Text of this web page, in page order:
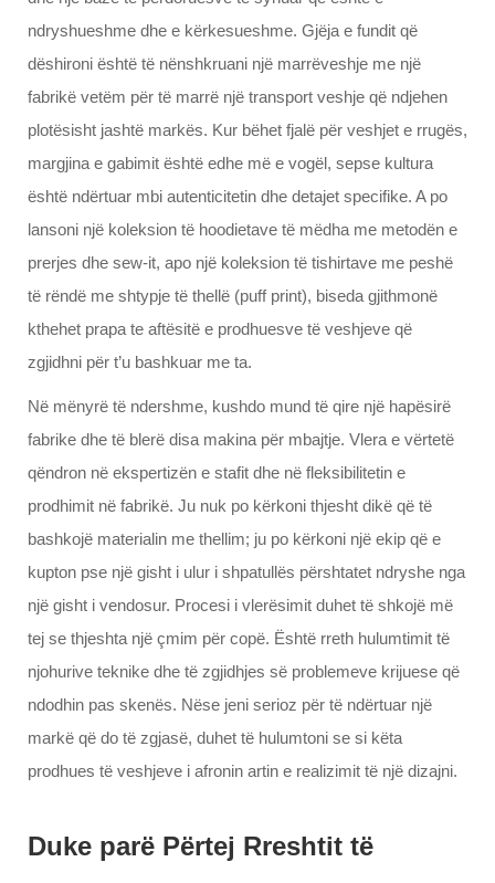
ndryshueshme dhe e kërkesueshme. Gjëja e fundit që
dëshironi është të nënshkruani një marrëveshje me një
fabrikë vetëm për të marrë një transport veshje që ndjehen
plotësisht jashtë markës. Kur bëhet fjalë për veshjet e rrugës,
margjina e gabimit është edhe më e vogël, sepse kultura
është ndërtuar mbi autenticitetin dhe detajet specifike. A po
lansoni një koleksion të hoodietave të mëdha me metodën e
prerjes dhe sew-it, apo një koleksion të tishirtave me peshë
të rëndë me shtypje të thellë (puff print), biseda gjithmonë
kthehet prapa te aftësitë e prodhuesve të veshjeve që
zgjidhni për t’u bashkuar me ta.
Në mënyrë të ndershme, kushdo mund të qire një hapësirë
fabrike dhe të blerë disa makina për mbajtje. Vlera e vërtetë
qëndron në ekspertizën e stafit dhe në fleksibilitetin e
prodhimit në fabrikë. Ju nuk po kërkoni thjesht dikë që të
bashkojë materialin me thellim; ju po kërkoni një ekip që e
kupton pse një gisht i ulur i shpatullës përshtatet ndryshe nga
një gisht i vendosur. Procesi i vlerësimit duhet të shkojë më
tej se thjeshta një çmim për copë. Është rreth hulumtimit të
njohurive teknike dhe të zgjidhjes së problemeve krijuese që
ndodhin pas skenës. Nëse jeni serioz për të ndërtuar një
markë që do të zgjasë, duhet të hulumtoni se si këta
prodhues të veshjeve i afronin artin e realizimit të një dizajni.
Duke parë Përtej Rreshtit të